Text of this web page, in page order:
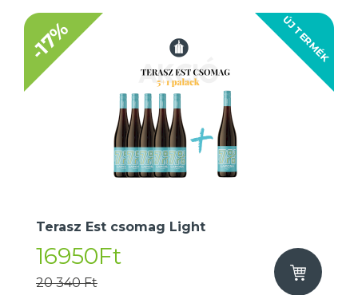
ÚJ TERMÉK
-17%
Terasz Est csomag Light
16950Ft
20 340 Ft